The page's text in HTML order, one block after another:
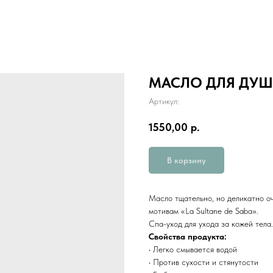
МАСЛО ДЛЯ
Артикул:
1550,00 р.
В корзину
Масло тщательно, но деликатно
мотивам «La Sultane de Saba».
Спа-уход для ухода за кожей тела.
Свойства продукта:
• Легко смывается водой
• Против сухости и стянутости